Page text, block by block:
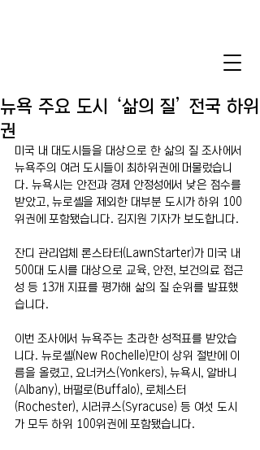
뉴욕 주요 도시 ‘삶의 질’ 전국 하위
권
미국 내 대도시들을 대상으로 한 삶의 질 조사에서
뉴욕주의 여러 도시들이 최하위권에 머물렀습니
다. 뉴욕시는 안전과 경제 안정성에서 낮은 점수를
받았고, 뉴로셸을 제외한 대부분 도시가 하위 100
위권에 포함됐습니다. 김지원 기자가 보도합니다.
잔디 관리업체 론스타터(LawnStarter)가 미국 내
500대 도시를 대상으로 교육, 안전, 보건의료 접근
성 등 13개 지표를 평가해 삶의 질 순위를 발표했
습니다.
이번 조사에서 뉴욕주는 초라한 성적표를 받았습
니다. 뉴로셸(New Rochelle)만이 상위 절반에 이
름을 올렸고, 요너커스(Yonkers), 뉴욕시, 알바니
(Albany), 버펄로(Buffalo), 로체스터
(Rochester), 시러큐스(Syracuse) 등 여섯 도시
가 모두 하위 100위권에 포함됐습니다.